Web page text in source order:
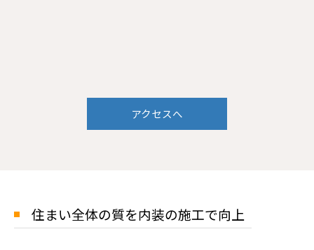
アクセスへ
住まい全体の質を内装の施工で向上